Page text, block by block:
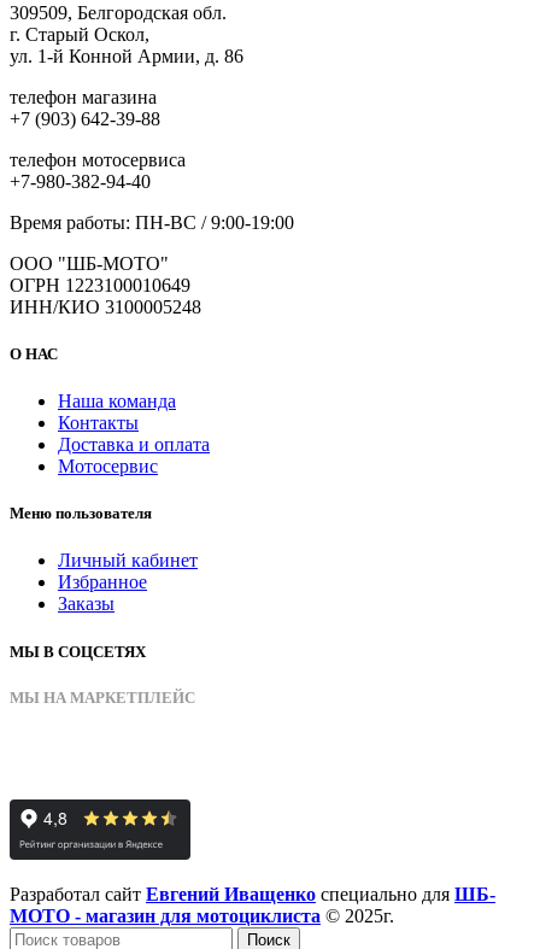
на
товара.
309509, Белгородская обл.
г. Старый Оскол,
ул. 1-й Конной Армии, д. 86
телефон магазина
+7 (903) 642-39-88
телефон мотосервиса
+7-980-382-94-40
Время работы: ПН-ВС / 9:00-19:00
ООО "ШБ-МОТО"
ОГРН 1223100010649
ИНН/КИО 3100005248
О НАС
Наша команда
Контакты
Доставка и оплата
Мотосервис
Меню пользователя
Личный кабинет
Избранное
Заказы
МЫ В СОЦСЕТЯХ
МЫ НА МАРКЕТПЛЕЙС
Разработал сайт Евгений Иващенко специально для ШБ-
МОТО - магазин для мотоциклиста © 2025г.
Поиск